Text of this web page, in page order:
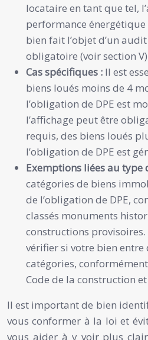
locataire en tant que tel,
performance
bien fait l’objet d’un
obligatoire (voir section
Cas spécifiques : Il est
biens loués moins de 4
l’obligation de DPE est
l’affichage peut être
requis, des biens loués
l’obligation de DPE est
Exemptions liées au type
catégories de biens
de l’obligation de DPE,
classés monuments
constructions
vérifier si votre bien entre
catégories,
Code de la construction
Il est important de bien
vous conformer à la loi et
vous aider à y voir plus